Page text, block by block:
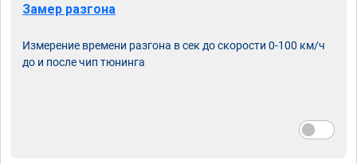
Замер разгона
Измерение времени разгона в сек до скорости 0-100 км/ч
до и после чип тюнинга